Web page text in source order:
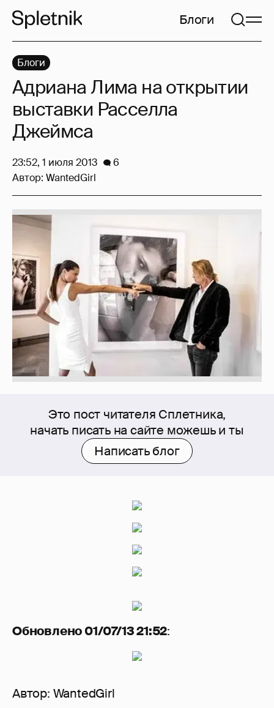
Блоги
Это пост читателя Сплетника,
начать писать на сайте можешь и ты
Написать блог
Обновлено 01/07/13 21:52:
Автор: WantedGirl
Блоги
Адриана Лима на открытии
выставки Расселла
Джеймса
23:52, 1 июля 2013
6
Автор: WantedGirl